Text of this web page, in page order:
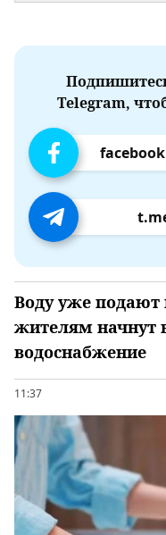
Telegram,
Воду уже подают
жителям начнут
водоснабжение
11:37